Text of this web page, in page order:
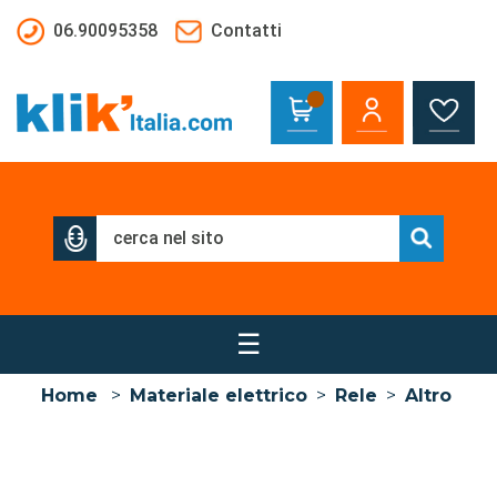
06.90095358
Contatti
☰
Home > Materiale elettrico > Rele > Altro